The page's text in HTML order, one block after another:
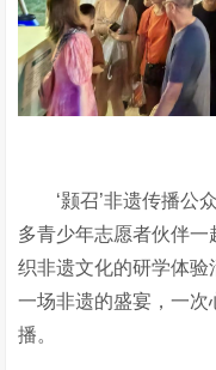
‘颢召’非遗传播公
多青少年志愿者伙伴一
织非遗文化的研学体验
一场非遗的盛宴，一次
播。